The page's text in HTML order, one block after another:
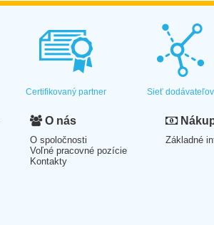
Certifikovaný partner Sieť dodávateľov
O nás
O spoločnosti
Voľné pracovné pozície
Kontakty
Základné